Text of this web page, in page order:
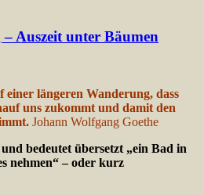
Auszeit unter Bäumen
einer längeren Wanderung, dass
uns zukommt und damit den
Johann Wolfgang Goethe
bedeutet übersetzt „ein Bad in
nehmen“ – oder kurz